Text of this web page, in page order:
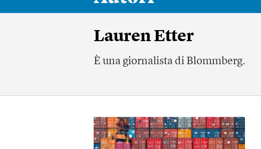
Lauren Etter
È una giornalista di Blommberg.